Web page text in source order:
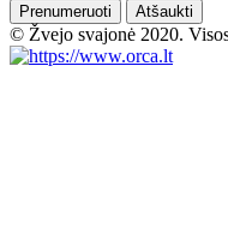
Prenumeruoti Atšaukti
© Žvejo svajonė 2020.